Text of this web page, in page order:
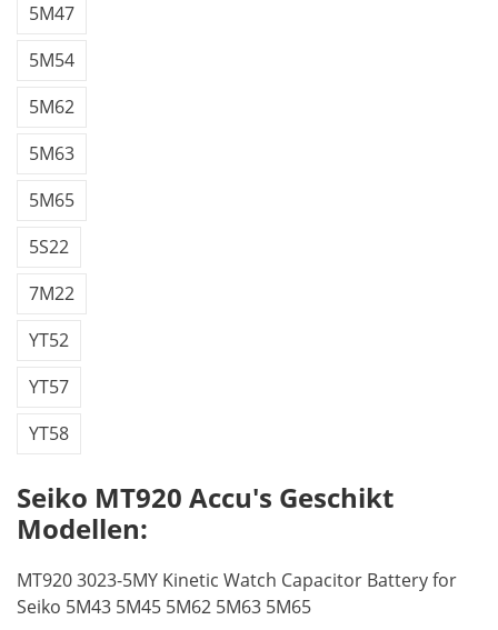
5M47
5M54
5M62
5M63
5M65
5S22
7M22
YT52
YT57
YT58
Seiko MT920 Accu's Geschikt
Modellen:
MT920 3023-5MY Kinetic Watch Capacitor Battery for
Seiko 5M43 5M45 5M62 5M63 5M65